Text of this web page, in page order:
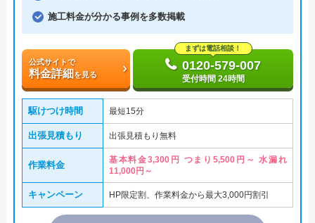
施工料金が分かる事例を多数掲載
公式サイトで
料金詳細を見る
まずは電話相談！
0120-579-007
受付時間 24時間
駆けつけ時間 最短15分
出張見積もり 出張見積もり無料
作業料金
基本料金3,300円 つまり5,500円～ 水漏れ
11,000円～
キャンペーン HP限定割、作業料金から最大3,000円割引